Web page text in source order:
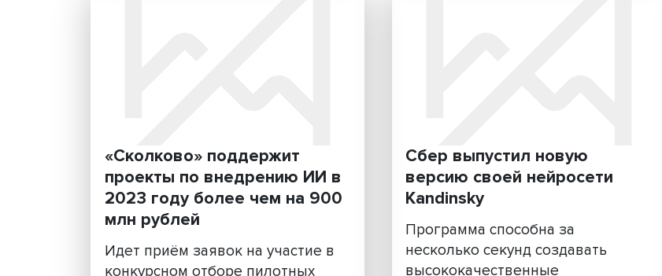
расширение использования
искусственного интеллекта
Появление ChatGPT многие
считают прорывом в развитии
искусственного интеллекта (ИИ),
лучшую научную
ИИ и машинному
получит 1 млн рублей.
работы будут